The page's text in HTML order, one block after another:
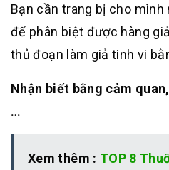
Bạn cần trang bị cho
để phân biệt được hàng
thủ đoạn làm giả tinh vi
Nhận biết bằng cảm
…
Xem thêm : TOP 8